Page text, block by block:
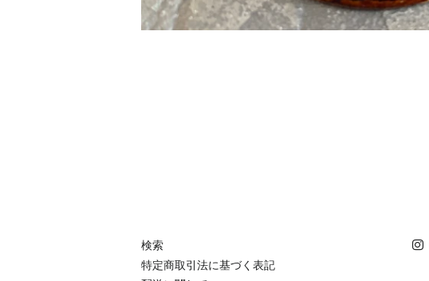
検索
特定商取引法に基づく表記